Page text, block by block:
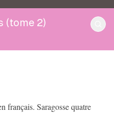
(tome 2)
français. Saragosse quatre